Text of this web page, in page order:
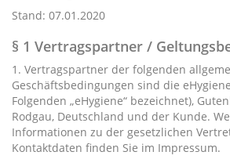
Stand: 07.01.2020
§ 1 Vertragspartner /
1. Vertragspartner der folgenden
Geschäftsbedingungen sind die
Folgenden „eHygiene“ bezeichnet),
Rodgau, Deutschland und der Kunde.
Informationen zu der gesetzlichen
Kontaktdaten finden Sie im Impressum.